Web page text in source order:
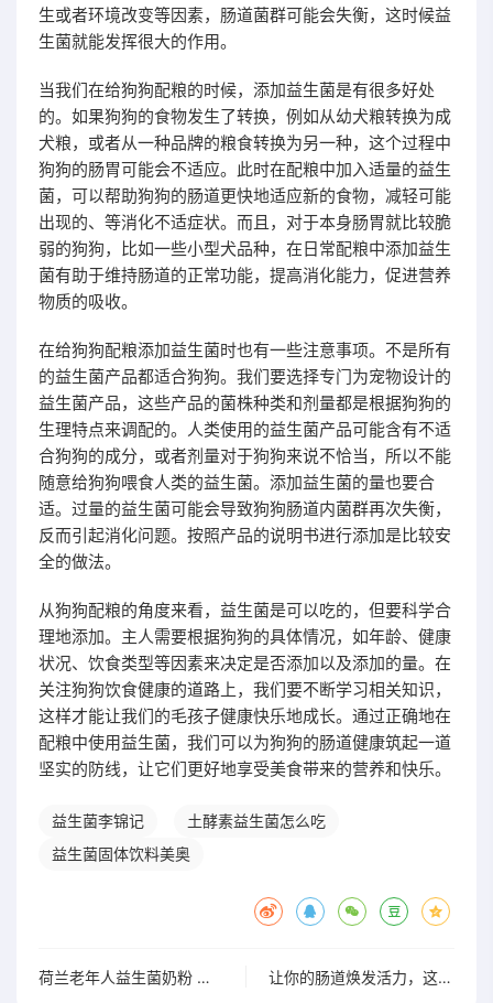
生或者环境改变等因素，肠道菌群可能会失衡，这时候益
生菌就能发挥很大的作用。
当我们在给狗狗配粮的时候，添加益生菌是有很多好处
的。如果狗狗的食物发生了转换，例如从幼犬粮转换为成
犬粮，或者从一种品牌的粮食转换为另一种，这个过程中
狗狗的肠胃可能会不适应。此时在配粮中加入适量的益生
菌，可以帮助狗狗的肠道更快地适应新的食物，减轻可能
出现的、等消化不适症状。而且，对于本身肠胃就比较脆
弱的狗狗，比如一些小型犬品种，在日常配粮中添加益生
菌有助于维持肠道的正常功能，提高消化能力，促进营养
物质的吸收。
在给狗狗配粮添加益生菌时也有一些注意事项。不是所有
的益生菌产品都适合狗狗。我们要选择专门为宠物设计的
益生菌产品，这些产品的菌株种类和剂量都是根据狗狗的
生理特点来调配的。人类使用的益生菌产品可能含有不适
合狗狗的成分，或者剂量对于狗狗来说不恰当，所以不能
随意给狗狗喂食人类的益生菌。添加益生菌的量也要合
适。过量的益生菌可能会导致狗狗肠道内菌群再次失衡，
反而引起消化问题。按照产品的说明书进行添加是比较安
全的做法。
从狗狗配粮的角度来看，益生菌是可以吃的，但要科学合
理地添加。主人需要根据狗狗的具体情况，如年龄、健康
状况、饮食类型等因素来决定是否添加以及添加的量。在
关注狗狗饮食健康的道路上，我们要不断学习相关知识，
这样才能让我们的毛孩子健康快乐地成长。通过正确地在
配粮中使用益生菌，我们可以为狗狗的肠道健康筑起一道
坚实的防线，让它们更好地享受美食带来的营养和快乐。
益生菌李锦记
土酵素益生菌怎么吃
益生菌固体饮料美奥
荷兰老年人益生菌奶粉 为老年健康助力的优质营养选择 让你的肠道焕发活力，这款益生菌真的很有趣”